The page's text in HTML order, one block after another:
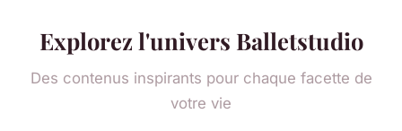
Explorez l'univers Balletstudio
Des contenus inspirants pour chaque facette de
votre vie